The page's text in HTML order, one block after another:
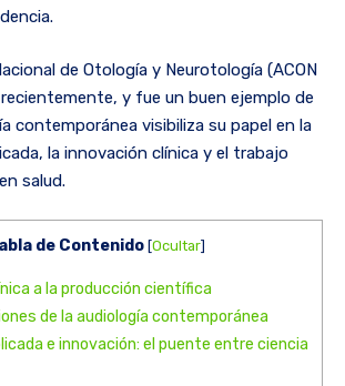
de Otología y Neurotología (ACON
y fue un buen ejemplo de
contemporánea visibiliza su papel en la
la innovación clínica y el trabajo
salud.
de Contenido [Ocultar]
a la producción científica
de la audiología contemporánea
e innovación: el puente entre ciencia